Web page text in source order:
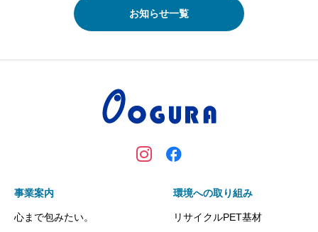
お知らせ一覧
事業案内
心まで包みたい。
環境への取り組み
リサイクルPET基材